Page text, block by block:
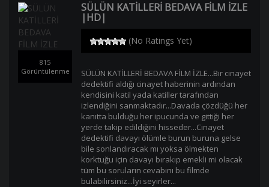
815
Görüntülenme
SÜLÜN KATİLLERİ BEDAVA FİLM İZLE
|HD|
(No Ratings Yet)
SÜLÜN KATİLLERİ BEDAVA FİLM İZLE...Bir cinayet
dedektifi aldığı cinayet haberinin ardından
kendisini katil yada katiller tarafından
izlendiğini sanmaktadır...Davada çözdüğü her
kanıtta bulduğu her ipucunda ve gittiği her
yerde takip edildiğini hisseder...Cinayet
dedektifi davayı ölümle burun buruna gelse
bile sonlandıracak mı yoksa ölmekten
korktuğu için davayı bırakıp emekli mi olacak
tüm bu soruların cevabını bu filmde
bulabilirsiniz...İyi seyirler...